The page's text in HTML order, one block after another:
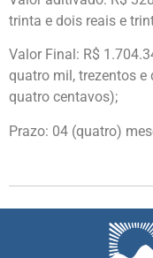
trinta e dois reais e
Valor Final: R$
quatro mil, trezentos e
quatro centavos);
Prazo: 04 (quatro)